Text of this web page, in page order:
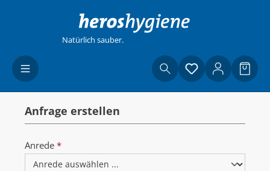
Zum Hauptinhalt springen
Natürlich sauber.
Du hast 0
Anfrage erstellen
Anrede *